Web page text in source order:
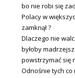
bo nie robi się
Polacy w
zamknął ?
Dlaczego nie
byłoby
powstrzymać się
Odnośnie tych